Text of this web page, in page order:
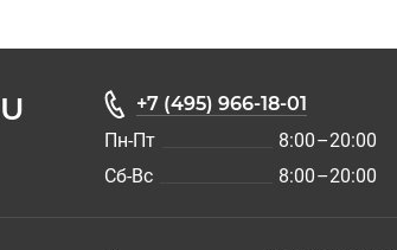
+7 (495) 966-18-01
Пн-Пт
8:00–20:00
Сб-Вс
8:00–20:00